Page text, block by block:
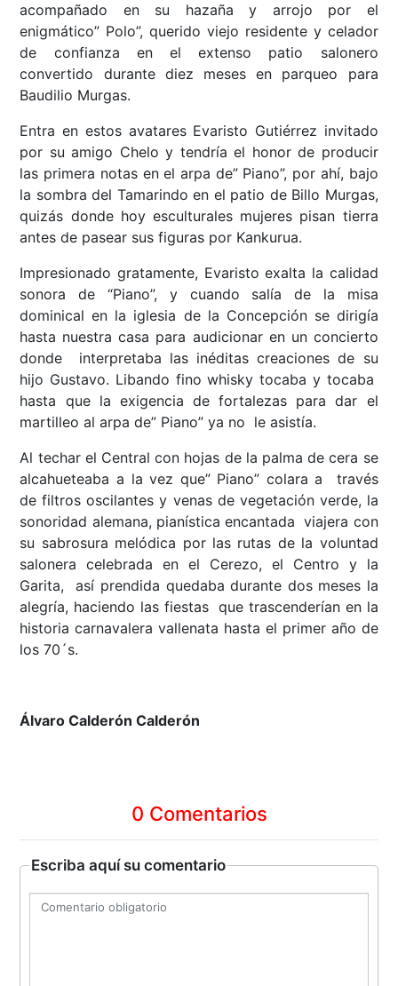
acompañado en su hazaña y arrojo por el
enigmático” Polo”, querido viejo residente y celador
de confianza en el extenso patio salonero
convertido durante diez meses en parqueo para
Baudilio Murgas.
Entra en estos avatares Evaristo Gutiérrez invitado
por su amigo Chelo y tendría el honor de producir
las primera notas en el arpa de” Piano”, por ahí, bajo
la sombra del Tamarindo en el patio de Billo Murgas,
quizás donde hoy esculturales mujeres pisan tierra
antes de pasear sus figuras por Kankurua.
Impresionado gratamente, Evaristo exalta la calidad
sonora de “Piano”, y cuando salía de la misa
dominical en la iglesia de la Concepción se dirigía
hasta nuestra casa para audicionar en un concierto
donde interpretaba las inéditas creaciones de su
hijo Gustavo. Libando fino whisky tocaba y tocaba
hasta que la exigencia de fortalezas para dar el
martilleo al arpa de” Piano” ya no le asistía.
Al techar el Central con hojas de la palma de cera se
alcahueteaba a la vez que” Piano” colara a través
de filtros oscilantes y venas de vegetación verde, la
sonoridad alemana, pianística encantada viajera con
su sabrosura melódica por las rutas de la voluntad
salonera celebrada en el Cerezo, el Centro y la
Garita, así prendida quedaba durante dos meses la
alegría, haciendo las fiestas que trascenderían en la
historia carnavalera vallenata hasta el primer año de
los 70´s.
Álvaro Calderón Calderón
0 Comentarios
Escriba aquí su comentario